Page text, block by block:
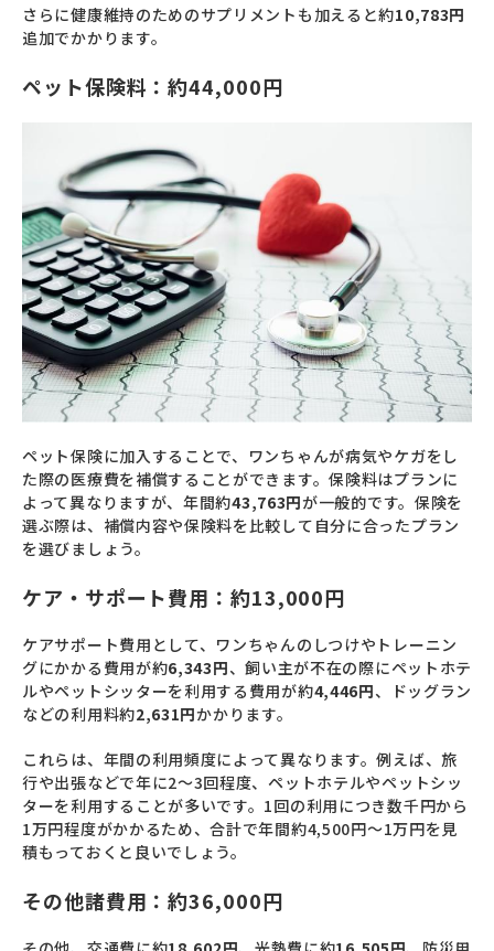
さらに健康維持のためのサプリメントも加えると約10,783円
追加でかかります。
ペット保険料：約44,000円
ペット保険に加入することで、ワンちゃんが病気やケガをし
た際の医療費を補償することができます。保険料はプランに
よって異なりますが、年間約43,763円が一般的です。保険を
選ぶ際は、補償内容や保険料を比較して自分に合ったプラン
を選びましょう。
ケア・サポート費用：約13,000円
ケアサポート費用として、ワンちゃんのしつけやトレーニン
グにかかる費用が約6,343円、飼い主が不在の際にペットホテ
ルやペットシッターを利用する費用が約4,446円、ドッグラン
などの利用料約2,631円かかります。
これらは、年間の利用頻度によって異なります。例えば、旅
行や出張などで年に2〜3回程度、ペットホテルやペットシッ
ターを利用することが多いです。1回の利用につき数千円から
1万円程度がかかるため、合計で年間約4,500円～1万円を見
積もっておくと良いでしょう。
その他諸費用：約36,000円